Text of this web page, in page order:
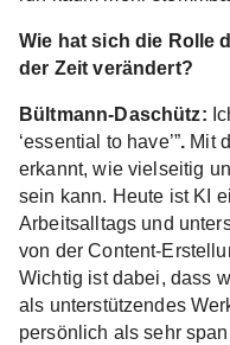
Wie hat sich die Rolle
der Zeit verändert?
Bültmann-Daschütz:
‘essential to have’”. Mit
erkannt, wie vielseitig
sein kann. Heute ist KI
Arbeitsalltags und
von der Content-
Wichtig ist dabei, dass
als unterstützendes
persönlich als sehr